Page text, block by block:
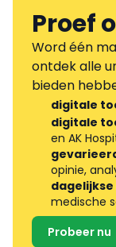
Proef
Word één
ontdek alle
bieden
digitale
digitale
en AK
opinie,
medische
Probeer nu